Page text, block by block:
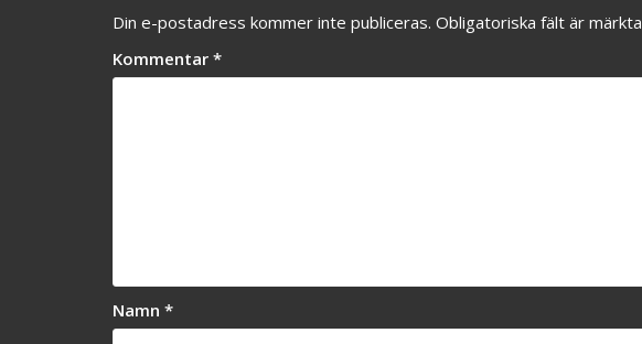
Din e-postadress kommer inte publiceras. Obligatoriska fält är märkta
Kommentar *
Namn *